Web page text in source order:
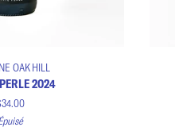
OAK HILL
2024